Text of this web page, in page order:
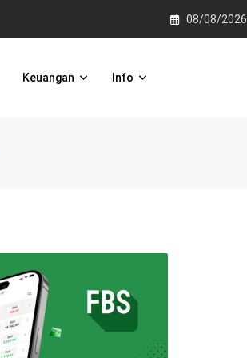
08/08/2026
Keuangan Info